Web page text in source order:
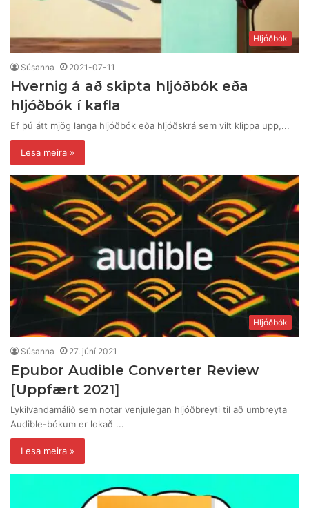
Hljóðbók
Súsanna 2021-07-11
Hvernig á að skipta hljóðbók eða
hljóðbók í kafla
Ef þú átt mjög langa hljóðbók eða hljóðskrá sem vilt klippa upp,...
Lesa meira »
Hljóðbók
Súsanna 27. júní 2021
Epubor Audible Converter Review
[Uppfært 2021]
Lykilvandamálið sem notar venjulegan hljóðbreyti til að umbreyta
Audible-bókum er lokað ...
Lesa meira »